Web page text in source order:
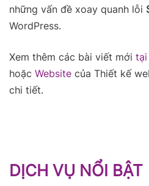
những vấn đề xoay quanh lỗi
WordPress.
Xem thêm các bài viết mới tại
hoặc Website của Thiết kế
chi tiết.
DỊCH VỤ NỔI BẬT